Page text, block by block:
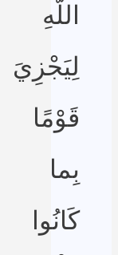
اللَّهِ
لِيَجْزِيَ
قَوْمًا
بِما
كَانُوا